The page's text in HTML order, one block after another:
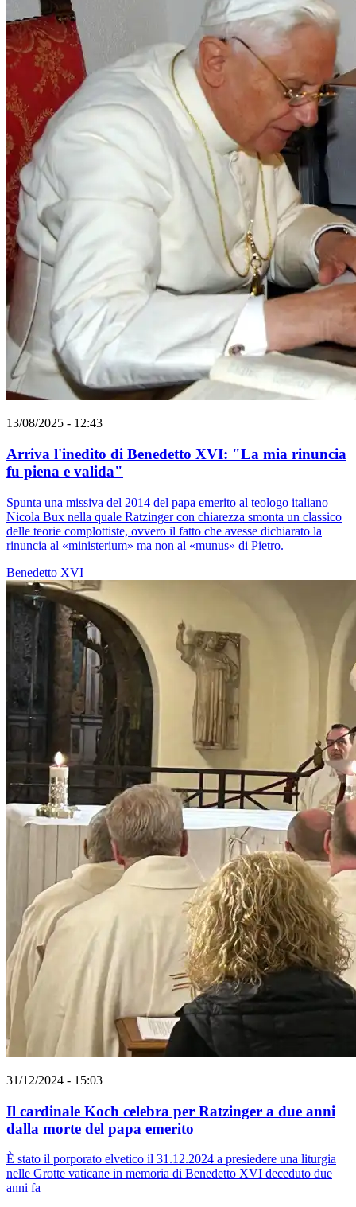
13/08/2025 - 12:43
Arriva l'inedito di Benedetto XVI: "La mia rinuncia
fu piena e valida"
Spunta una missiva del 2014 del papa emerito al teologo italiano
Nicola Bux nella quale Ratzinger con chiarezza smonta un classico
delle teorie complottiste, ovvero il fatto che avesse dichiarato la
rinuncia al «ministerium» ma non al «munus» di Pietro.
Benedetto XVI
31/12/2024 - 15:03
Il cardinale Koch celebra per Ratzinger a due anni
dalla morte del papa emerito
È stato il porporato elvetico il 31.12.2024 a presiedere una liturgia
nelle Grotte vaticane in memoria di Benedetto XVI deceduto due
anni fa